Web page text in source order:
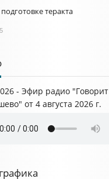
теракта
- Эфир радио "Говорит
от 4 августа 2026 г.